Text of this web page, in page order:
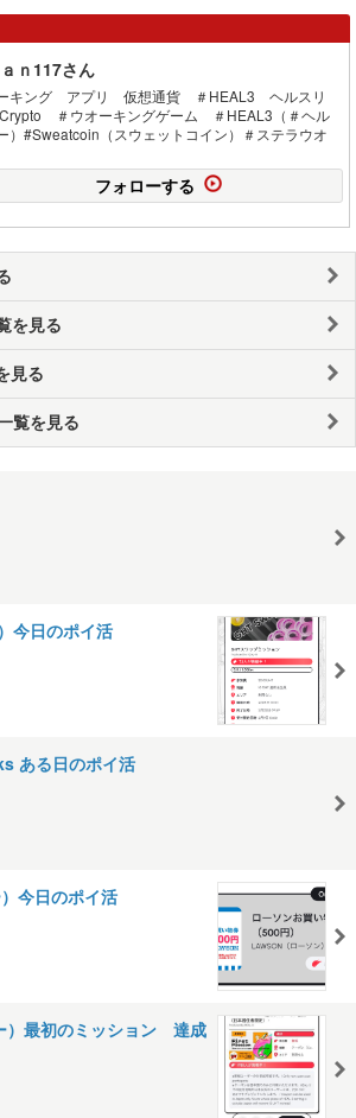
ａｎ117さん
キング アプリ 仮想通貨 ＃HEAL3 ヘルスリ
＃ウオーキングゲーム ＃HEAL3（＃ヘル
）#Sweatcoin（スウェットコイン）＃ステラウオ
フォローする
を見る
見る
覧を見る
今日のポイ活
ある日のポイ活
今日のポイ活
）最初のミッション 達成